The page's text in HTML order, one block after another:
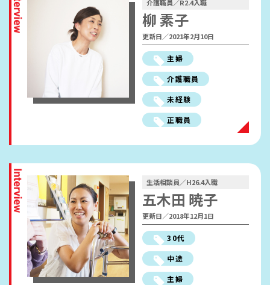
ながおか医療生協グループ
RECRUIT SITE
ながおか医療生協グループ
働きやすさ・福利厚生
採用FAQ
採用情報
ENTRY
介護職員／R2.4入職
柳 素子
更新日／2021年2月10日
主婦
介護職員
未経験
正職員
生活相談員／H26.4入職
五木田 暁子
更新日／2018年12月1日
30代
中途
主婦